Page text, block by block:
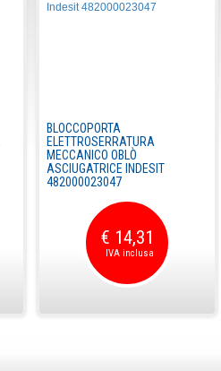
BLOCCOPORTA
ELETTROSERRATURA
MECCANICO OBLÒ
ASCIUGATRICE INDESIT
482000023047
€ 14,31